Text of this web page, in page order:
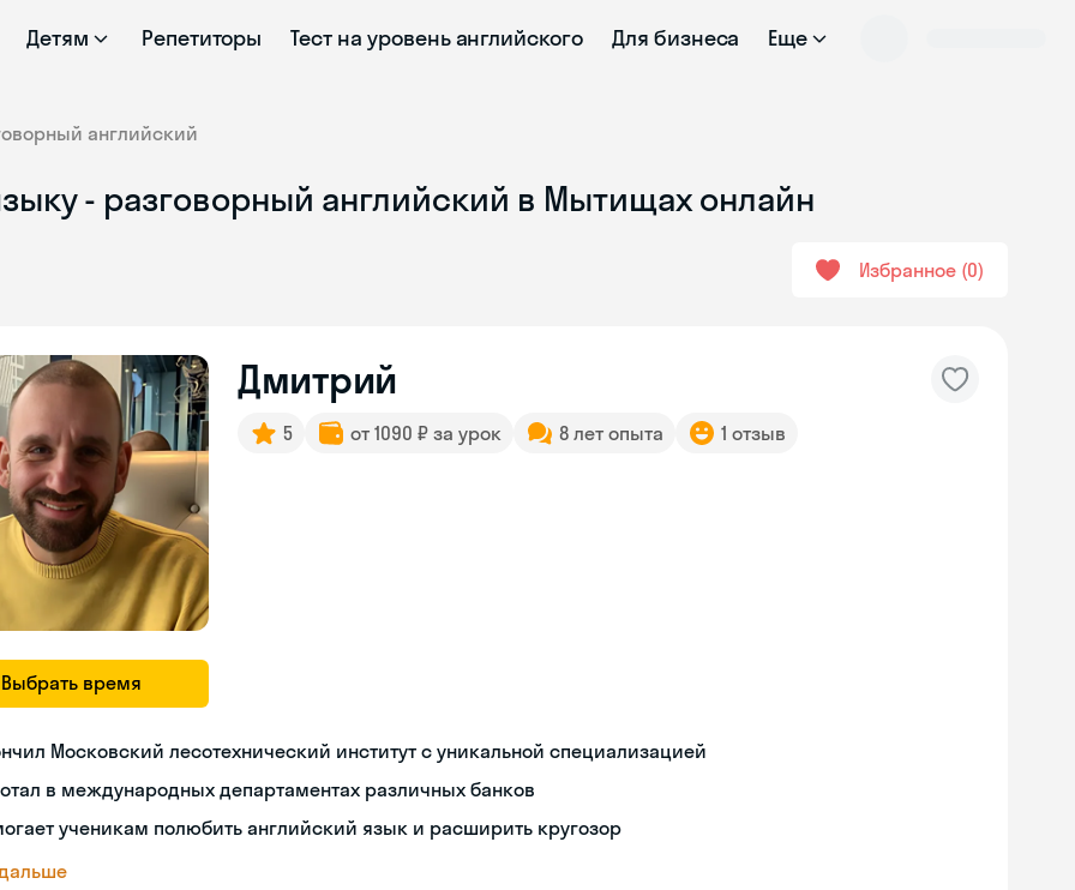
Детям Репетиторы Тест на уровень английского Для бизнеса Еще
английский
- разговорный английский в Мытищах онлайн
Избранное 0
Выбрать время
Дмитрий
5 от 1090 ₽ за урок 8 лет опыта 1 отзыв
Московский лесотехнический институт с уникальной специализацией
в международных департаментах различных банков
ученикам полюбить английский язык и расширить кругозор